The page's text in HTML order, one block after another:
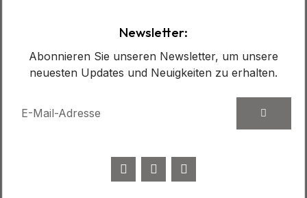
Newsletter:
Abonnieren Sie unseren Newsletter, um unsere
neuesten Updates und Neuigkeiten zu erhalten.